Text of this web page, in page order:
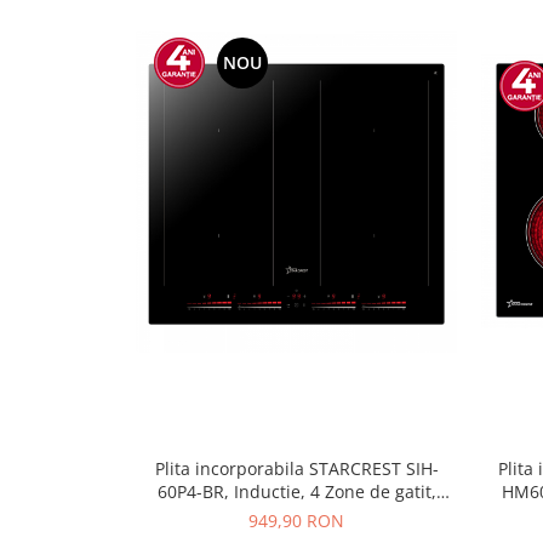
NOU
Plita incorporabila STARCREST SIH-
60P4-BR, Inductie, 4 Zone de gatit,
Slider Touch Control, Booster, Functie
949,90 RON
Plita